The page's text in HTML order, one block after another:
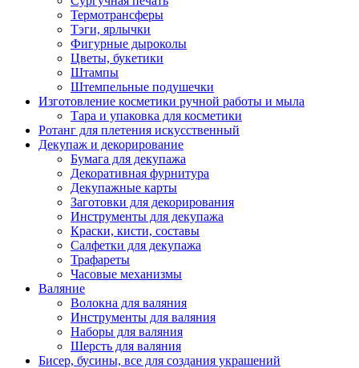
Термотрансферы
Тэги, ярлычки
Фигурные дыроколы
Цветы, букетики
Штампы
Штемпельные подушечки
Изготовление косметики ручной работы и мыла
Тара и упаковка для косметики
Ротанг для плетения искусственный
Декупаж и декорирование
Бумага для декупажа
Декоративная фурнитура
Декупажные карты
Заготовки для декорирования
Инструменты для декупажа
Краски, кисти, составы
Салфетки для декупажа
Трафареты
Часовые механизмы
Валяние
Волокна для валяния
Инструменты для валяния
Наборы для валяния
Шерсть для валяния
Бисер, бусины, все для создания украшений